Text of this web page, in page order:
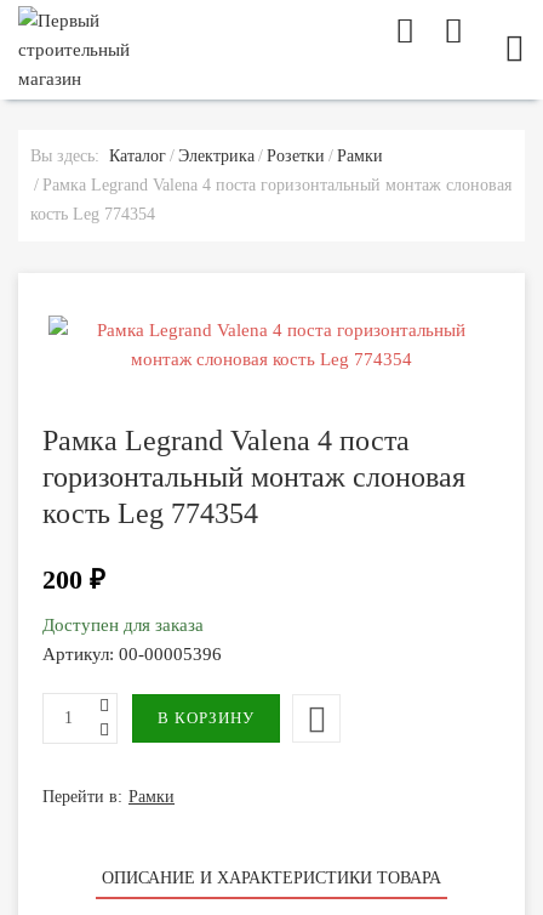
Вы здесь: Каталог Электрика Розетки
Рамки
Рамка Legrand Valena 4 поста горизонтальный монтаж слоновая
кость Leg 774354
Рамка Legrand Valena 4 поста
горизонтальный монтаж слоновая
кость Leg 774354
200 ₽
Доступен для заказа
Артикул: 00-00005396
Перейти в: Рамки
ОПИСАНИЕ И ХАРАКТЕРИСТИКИ ТОВАРА